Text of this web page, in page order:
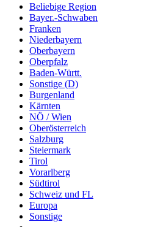
Beliebige Region
Bayer.-Schwaben
Franken
Niederbayern
Oberbayern
Oberpfalz
Baden-Württ.
Sonstige (D)
Burgenland
Kärnten
NÖ / Wien
Oberösterreich
Salzburg
Steiermark
Tirol
Vorarlberg
Südtirol
Schweiz und FL
Europa
Sonstige